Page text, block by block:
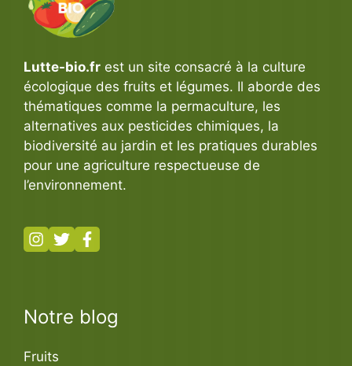
Lutte-bio.fr est un site consacré à la culture
écologique des fruits et légumes. Il aborde des
thématiques comme la permaculture, les
alternatives aux pesticides chimiques, la
biodiversité au jardin et les pratiques durables
pour une agriculture respectueuse de
l’environnement.
Notre blog
Fruits